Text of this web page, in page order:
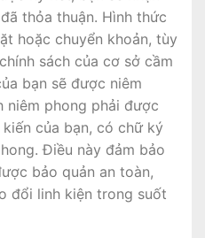
thỏa thuận. Hình thức
hoặc chuyển khoản, tùy
sách của cơ sở cầm
bạn sẽ được niêm
niêm phong phải được
của bạn, có chữ ký
Điều này đảm bảo
bảo quản an toàn,
đổi linh kiện trong suốt